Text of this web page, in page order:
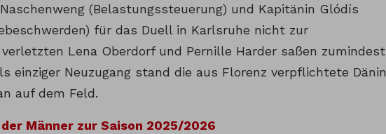
(Belastungssteuerung) und Kapitänin Glódís
für das Duell in Karlsruhe nicht zur
Lena Oberdorf und Pernille Harder saßen zumindest
einziger Neuzugang stand die aus Florenz verpflichtete Dänin
auf dem Feld.
Männer zur Saison 2025/2026